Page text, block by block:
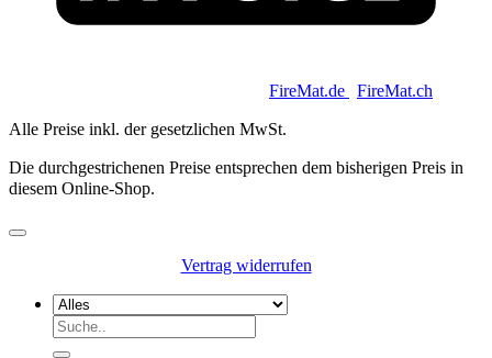
FireMat.de FireMat.ch
Alle Preise inkl. der gesetzlichen MwSt.
Die durchgestrichenen Preise entsprechen dem bisherigen Preis in
diesem Online-Shop.
Vertrag widerrufen
Suchen